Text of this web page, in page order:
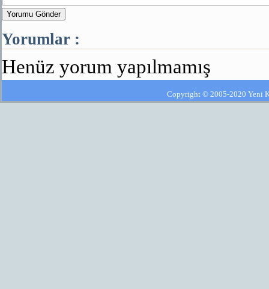
Yorumu Gönder
Yorumlar :
Henüz yorum yapılmamış
Copyright © 2005-2020 Yeni